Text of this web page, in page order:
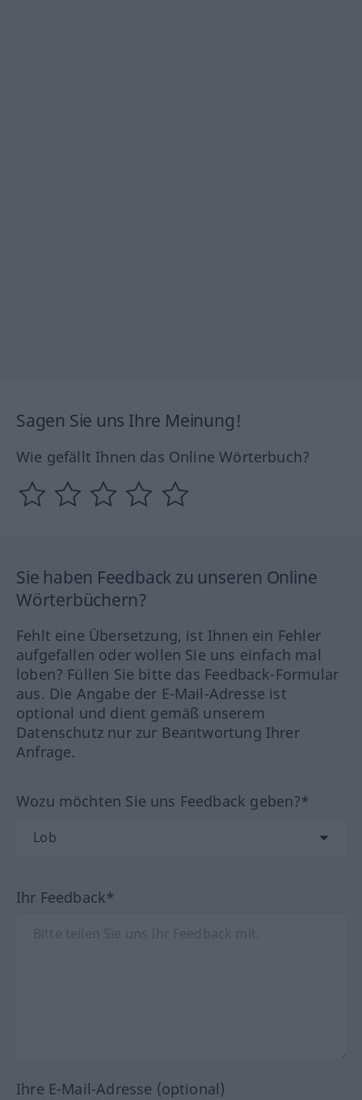
Sagen Sie uns Ihre Meinung!
Wie gefällt Ihnen das Online Wörterbuch?
Sie haben Feedback zu unseren Online
Wörterbüchern?
Fehlt eine Übersetzung, ist Ihnen ein Fehler
aufgefallen oder wollen Sie uns einfach mal
loben? Füllen Sie bitte das Feedback-Formular
aus. Die Angabe der E-Mail-Adresse ist
optional und dient gemäß unserem
Datenschutz nur zur Beantwortung Ihrer
Anfrage.
Wozu möchten Sie uns Feedback geben?*
Ihr Feedback*
Ihre E-Mail-Adresse (optional)